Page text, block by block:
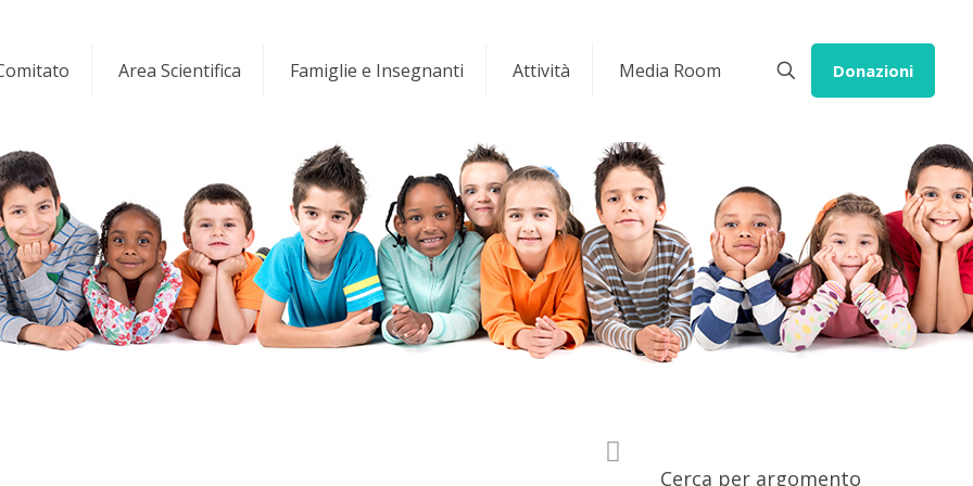
Area Scientifica Famiglie e Insegnanti Attività Media Room Donazioni
Cerca per argomento